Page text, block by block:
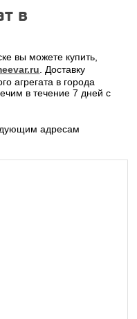
в
вы можете купить,
. Доставку
агрегата в города
в течение 7 дней с
адресам